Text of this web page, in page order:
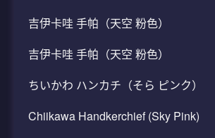
吉伊卡哇 手帕（天空 粉色）
吉伊卡哇 手帕（天空 粉色）
ちいかわ ハンカチ（そら ピンク）
Chiikawa Handkerchief (Sky Pink)